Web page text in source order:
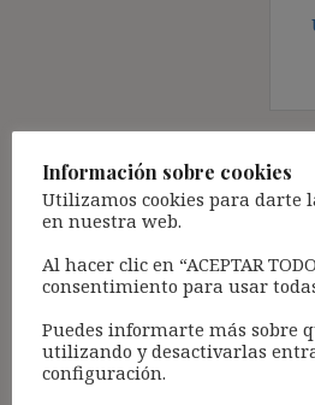
Deja una respuesta
Tu dirección de correo electrónico
campos obligatorios están
Comentario*
Información sobre cookies
Utilizamos cookies para darte
en nuestra web.
Al hacer clic en “ACEPTAR
consentimiento para usar
Puedes informarte más sobre
utilizando y desactivarlas
configuración.